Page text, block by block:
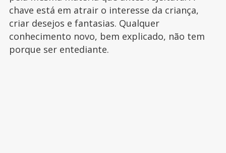
chave está em atrair o interesse da criança,
criar desejos e fantasias. Qualquer
conhecimento novo, bem explicado, não tem
porque ser entediante.